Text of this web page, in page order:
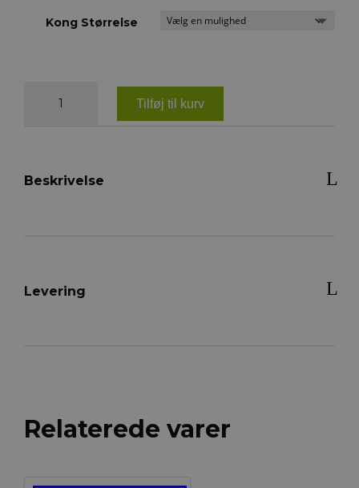
Kong Størrelse
Hide'N
antal
Tilføj til kurv
Beskrivelse
Levering
Relaterede varer